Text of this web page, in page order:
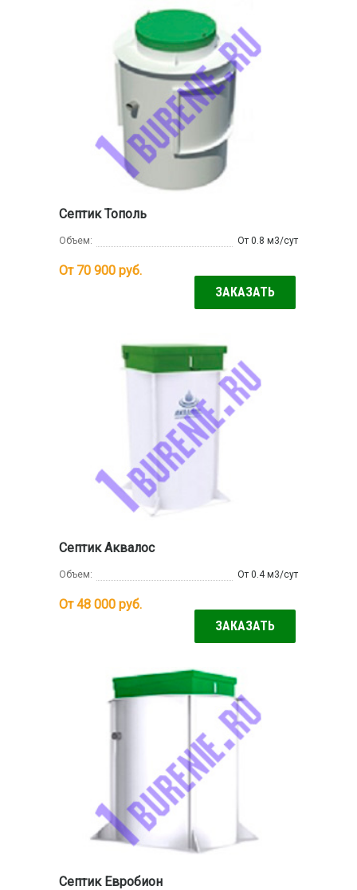
Септик Тополь
Объем: От 0.8 м3/сут
От 70 900 руб.
ЗАКАЗАТЬ
Септик Аквалос
Объем: От 0.4 м3/сут
От 48 000 руб.
ЗАКАЗАТЬ
Септик Евробион